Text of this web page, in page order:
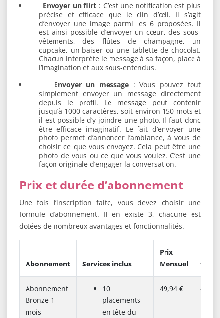
Envoyer un flirt : C’est une notification est plus
précise et efficace que le clin d’œil. Il s’agit
d’envoyer une image parmi les 6 proposées. Il
est ainsi possible d’envoyer un cœur, des sous-
vêtements, des flûtes de champagne, un
cupcake, un baiser ou une tablette de chocolat.
Chacun interprète le message à sa façon, place à
l’imagination et aux sous-entendus.
Envoyer un message: Vous pouvez tout
simplement envoyer un message directement
depuis le profil. Le message peut contenir
jusqu’à 1000 caractères, soit environ 150 mots et
il est possible d’y joindre une photo. Il faut donc
être efficace imaginatif. Le fait d’envoyer une
photo permet d’annoncer l’ambiance, à vous de
choisir ce que vous envoyez. Cela peut être une
photo de vous ou ce que vous voulez. C’est une
façon originale d’engager la conversation.
Prix et durée d’abonnement
Une fois l’inscription faite, vous devez choisir une
formule d’abonnement. Il en existe 3, chacune est
dotées de nombreux avantages et fonctionnalités.
Abonnement Services inclus
Prix
Mensuel
total
Abonnement
Bronze 1
mois
10
placements
en tête du
49,94 €
49,94
€